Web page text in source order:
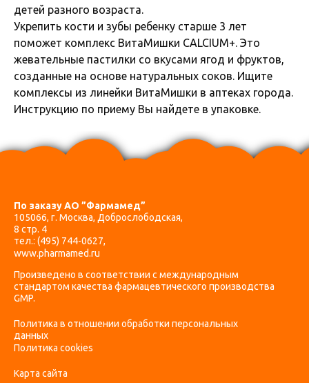
детей разного возраста.
Укрепить кости и зубы ребенку старше 3 лет
поможет комплекс ВитаМишки CALCIUM+. Это
жевательные пастилки со вкусами ягод и фруктов,
созданные на основе натуральных соков. Ищите
комплексы из линейки ВитаМишки в аптеках города.
Инструкцию по приему Вы найдете в упаковке.
По заказу АО ”Фармамед”
105066, г. Москва, Доброслободская,
8 стр. 4
тел.: (495) 744-0627,
www.pharmamed.ru
Произведено в соответствии с международным
стандартом качества фармацевтического производства
GMP.
Политика в отношении обработки персональных
данных
Политика cookies
Карта сайта